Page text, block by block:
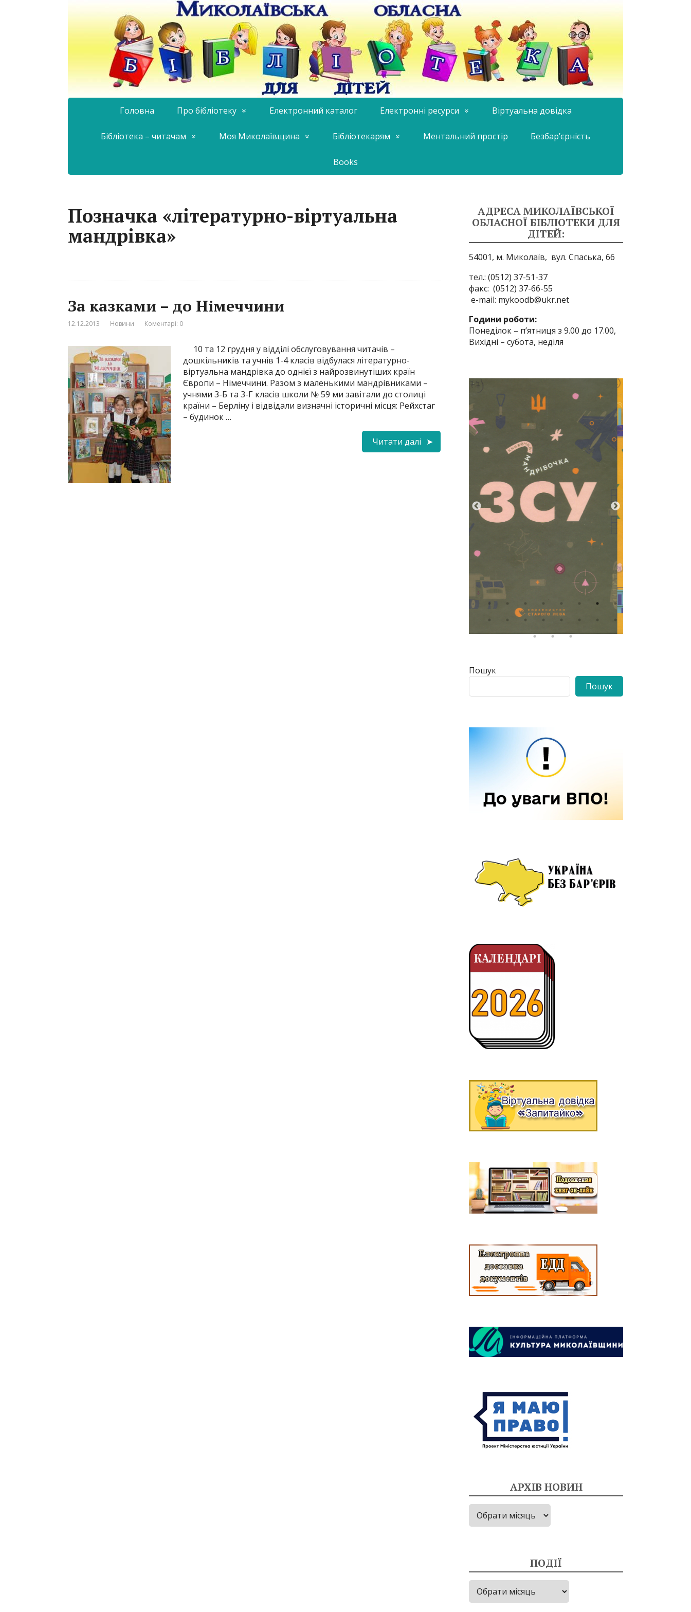
Головна Про бібліотеку Електронний каталог Електронні ресурси Віртуальна довідка
Бібліотека – читачам Моя Миколаївщина Бібліотекарям Ментальний простір Безбар’єрність
Books
Позначка «літературно-віртуальна
мандрівка»
За казками – до Німеччини
12.12.2013 Новини Коментарі: 0
10 та 12 грудня у відділі обслуговування читачів –
дошкільників та учнів 1-4 класів відбулася літературно-
віртуальна мандрівка до однієї з найрозвинутіших країн
Європи – Німеччини. Разом з маленькими мандрівниками –
учнями 3-Б та 3-Г класів школи № 59 ми завітали до столиці
країни – Берліну і відвідали визначні історичні місця: Рейхстаг
– будинок …
Читати далі
АДРЕСА МИКОЛАЇВСЬКОЇ
ОБЛАСНОЇ БІБЛІОТЕКИ ДЛЯ
ДІТЕЙ:
54001, м. Миколаїв, вул. Спаська, 66
тел.: (0512) 37-51-37
факс: (0512) 37-66-55
e-mail: mykoodb@ukr.net
Години роботи:
Понеділок – п’ятниця з 9.00 до 17.00,
Вихідні – субота, неділя
Пошук
Пошук
АРХІВ НОВИН
Архів
новин
ПОДІЇ
Події